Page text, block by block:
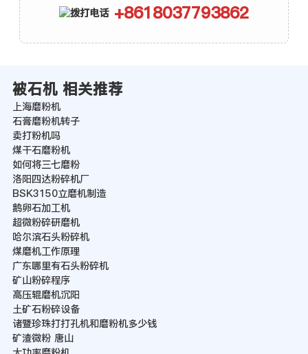
+8618037793862
被石机 相关推荐
上海磨粉机
石膏磨粉机转子
卖打粉机吗
煤干石磨粉机
如何将三七磨粉
洛阳四达粉碎机厂
BSK3150立磨机制造
鹅卵石加工机
超微粉碎研磨机
哈尔滨石头粉碎机
煤磨机工作原理
广东哪里有石头粉碎机
矿山粉碎程序
高压辊磨机沉阳
土矿石粉碎设备
诸暨珍珠打打孔机和磨粉机多少钱
矿渣微粉 唐山